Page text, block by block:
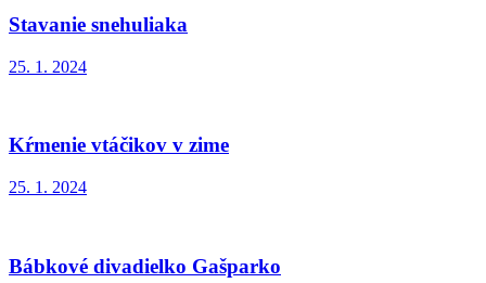
Stavanie snehuliaka
25. 1. 2024
Kŕmenie vtáčikov v zime
25. 1. 2024
Bábkové divadielko Gašparko